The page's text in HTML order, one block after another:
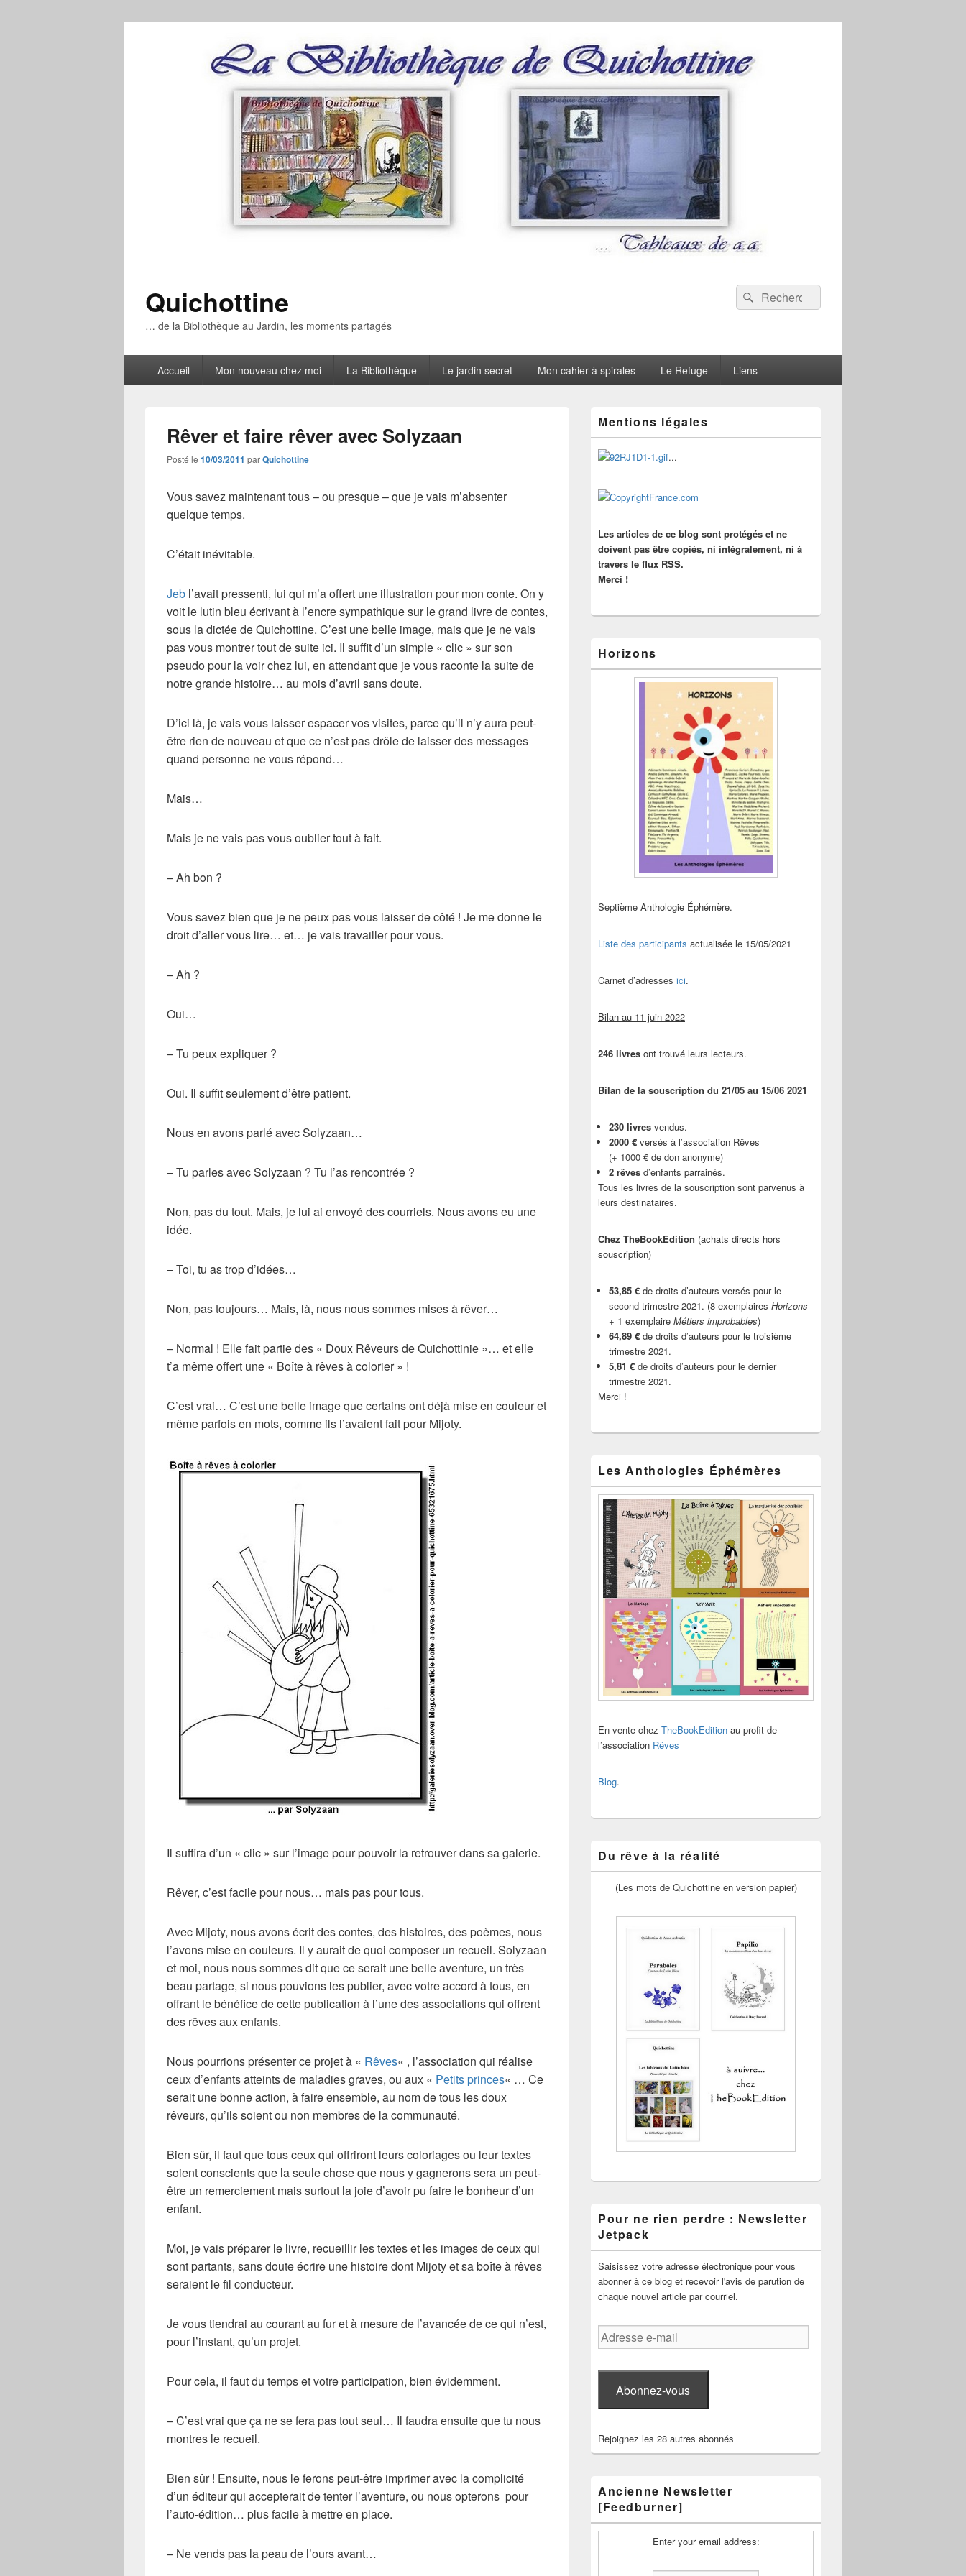
Quichottine
… de la Bibliothèque au Jardin, les moments partagés
Recherche :
Rechercher
principalAccueil Mon nouveau chez moi La Bibliothèque Le jardin secret Mon cahier à spirales Le Refuge Liens
Rêver et faire rêver avec Solyzaan
Posté le 10/03/2011 parQuichottine
Vous savez maintenant tous – ou presque – que je vais m’absenter
quelque temps.
C’était inévitable.
Jeb l’avait pressenti, lui qui m’a offert une illustration pour mon conte. On y
voit le lutin bleu écrivant à l’encre sympathique sur le grand livre de contes,
sous la dictée de Quichottine. C’est une belle image, mais que je ne vais
pas vous montrer tout de suite ici. Il suffit d’un simple « clic » sur son
pseudo pour la voir chez lui, en attendant que je vous raconte la suite de
notre grande histoire… au mois d’avril sans doute.
D’ici là, je vais vous laisser espacer vos visites, parce qu’il n’y aura peut-
être rien de nouveau et que ce n’est pas drôle de laisser des messages
quand personne ne vous répond…
Mais…
Mais je ne vais pas vous oublier tout à fait.
– Ah bon ?
Vous savez bien que je ne peux pas vous laisser de côté ! Je me donne le
droit d’aller vous lire… et… je vais travailler pour vous.
– Ah ?
Oui…
– Tu peux expliquer ?
Oui. Il suffit seulement d’être patient.
Nous en avons parlé avec Solyzaan…
– Tu parles avec Solyzaan ? Tu l’as rencontrée ?
Non, pas du tout. Mais, je lui ai envoyé des courriels. Nous avons eu une
idée.
– Toi, tu as trop d’idées…
Non, pas toujours… Mais, là, nous nous sommes mises à rêver…
– Normal ! Elle fait partie des « Doux Rêveurs de Quichottinie »… et elle
t’a même offert une « Boîte à rêves à colorier » !
C’est vrai… C’est une belle image que certains ont déjà mise en couleur et
même parfois en mots, comme ils l’avaient fait pour Mijoty.
Il suffira d’un « clic » sur l’image pour pouvoir la retrouver dans sa galerie.
Rêver, c’est facile pour nous… mais pas pour tous.
Avec Mijoty, nous avons écrit des contes, des histoires, des poèmes, nous
l’avons mise en couleurs. Il y aurait de quoi composer un recueil. Solyzaan
et moi, nous nous sommes dit que ce serait une belle aventure, un très
beau partage, si nous pouvions les publier, avec votre accord à tous, en
offrant le bénéfice de cette publication à l’une des associations qui offrent
des rêves aux enfants.
Nous pourrions présenter ce projet à « Rêves« , l’association qui réalise
ceux d’enfants atteints de maladies graves, ou aux « Petits princes« … Ce
serait une bonne action, à faire ensemble, au nom de tous les doux
rêveurs, qu’ils soient ou non membres de la communauté.
Bien sûr, il faut que tous ceux qui offriront leurs coloriages ou leur textes
soient conscients que la seule chose que nous y gagnerons sera un peut-
être un remerciement mais surtout la joie d’avoir pu faire le bonheur d’un
enfant.
Moi, je vais préparer le livre, recueillir les textes et les images de ceux qui
sont partants, sans doute écrire une histoire dont Mijoty et sa boîte à rêves
seraient le fil conducteur.
Je vous tiendrai au courant au fur et à mesure de l’avancée de ce qui n’est,
pour l’instant, qu’un projet.
Pour cela, il faut du temps et votre participation, bien évidemment.
– C’est vrai que ça ne se fera pas tout seul… Il faudra ensuite que tu nous
montres le recueil.
Bien sûr ! Ensuite, nous le ferons peut-être imprimer avec la complicité
d’un éditeur qui accepterait de tenter l’aventure, ou nous opterons pour
l’auto-édition… plus facile à mettre en place.
– Ne vends pas la peau de l’ours avant…
principale
de
widget
pour
barre
latérale
Mentions légales
...
Les articles de ce blog sont protégés et ne
doivent pas être copiés, ni intégralement, ni à
travers le flux RSS.
Merci !
Horizons
Septième Anthologie Éphémère.
Liste des participants actualisée le 15/05/2021
Carnet d’adresses ici.
Bilan au 11 juin 2022
246 livres ont trouvé leurs lecteurs.
Bilan de la souscription du 21/05 au 15/06 2021
230 livres vendus.
2000 € versés à l’association Rêves
(+ 1000 € de don anonyme)
2 rêves d’enfants parrainés.
Tous les livres de la souscription sont parvenus à
leurs destinataires.
Chez TheBookEdition (achats directs hors
souscription)
53,85 € de droits d’auteurs versés pour le
second trimestre 2021. (8 exemplaires Horizons
+ 1 exemplaire Métiers improbables)
64,89 € de droits d’auteurs pour le troisième
trimestre 2021.
5,81 € de droits d’auteurs pour le dernier
trimestre 2021.
Merci !
Les Anthologies Éphémères
En vente chez TheBookEdition au profit de
l’association Rêves
Blog.
Du rêve à la réalité
(Les mots de Quichottine en version papier)
Pour ne rien perdre : Newsletter
Jetpack
Saisissez votre adresse électronique pour vous
abonner à ce blog et recevoir l'avis de parution de
chaque nouvel article par courriel.
Adresse
e-
Abonnez-vous
Rejoignez les 28 autres abonnés
Ancienne Newsletter
[Feedburner]
Enter your email address: